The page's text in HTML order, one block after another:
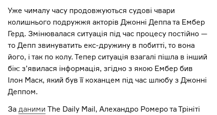
Уже чималу часу продовжуються судові чвари
колишнього подружжя акторів Джонні Деппа та Ембер
Герд. Змінювалася ситуація під час процесу постійно —
то Депп звинуватить екс-дружину в побитті, то вона
його, і так по колу. Тепер ситуація взагалі пішла в інший
бік: з’явилася інформація, згідно з якою Ембер бив
Ілон Маск, який був її коханцем під час шлюбу з Джонні
Деппом.
За даними The Daily Mail, Алехандро Ромеро та Трініті